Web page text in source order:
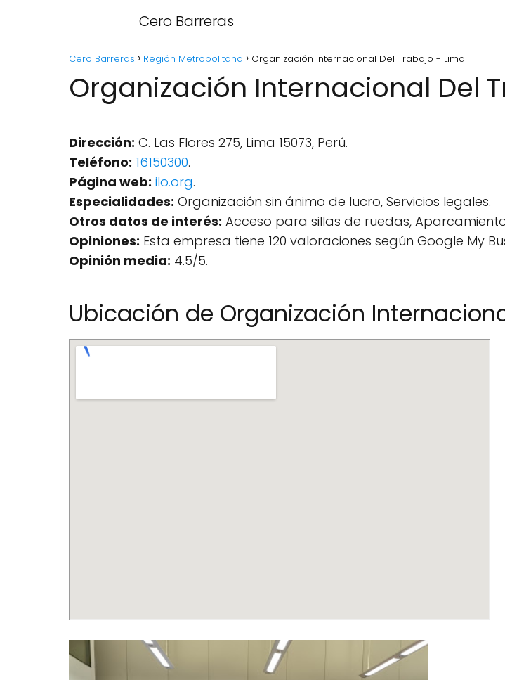
Cero Barreras
Cero Barreras Región Metropolitana Organización Internacional Del Trabajo - Lima
Organización Internacional Del
Dirección: C. Las Flores 275, Lima 15073, Perú.
Teléfono: 16150300.
Página web: ilo.org.
Especialidades: Organización sin ánimo de lucro, Servicios legales.
Otros datos de interés: Acceso para sillas de ruedas,
Opiniones: Esta empresa tiene 120 valoraciones según Google My
Opinión media: 4.5/5.
Ubicación de Organización